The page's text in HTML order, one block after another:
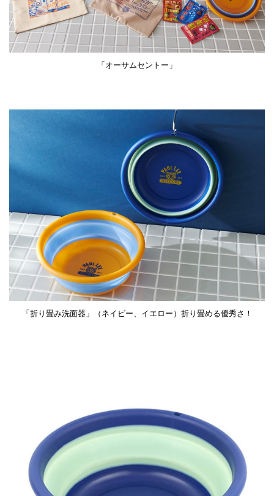
「オーサムセントー」
「折り畳み洗面器」（ネイビー、イエロー）折り畳める優秀さ！